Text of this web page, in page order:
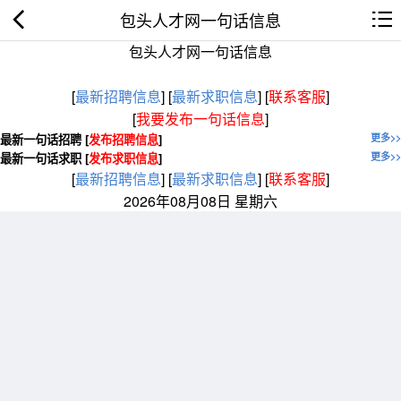
包头人才网一句话信息
包头人才网一句话信息
[最新招聘信息] [最新求职信息] [联系客服]
[我要发布一句话信息]
更多>>
最新一句话招聘 [发布招聘信息]
更多>>
最新一句话求职 [发布求职信息]
[最新招聘信息] [最新求职信息] [联系客服]
2026年08月08日 星期六